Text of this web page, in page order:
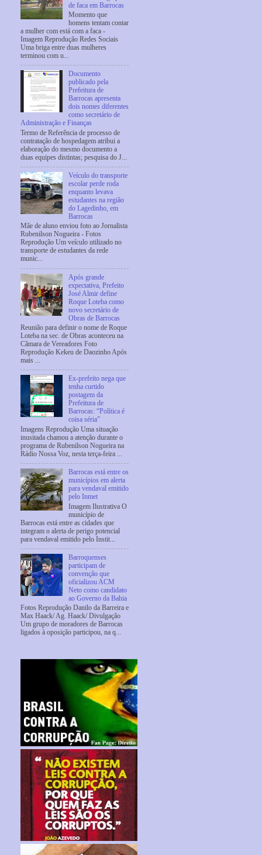
de faca em Barrocas
Momento que
homens tentam contar
a mulher com está com a faca -
Imagem Reprodução Redes Sociais
Uma briga entre duas mulheres
terminou com u...
Documento
publicado pela
Prefeitura de
Barrocas apresenta
dois nomes diferentes
como secretário de
Administração e Finanças
Termo de Referência de processo de
contratação de hospedagem atribui a
elaboração do mesmo documento a
duas equipes distintas; pesquisa do J...
Veículo do transporte
escolar perde roda
enquanto levava
estudantes na região
do Lagedinho, em
Barrocas
Mãe de aluno enviou foto ao Jornalista
Rubenilson Nogueira - Fotos
Reprodução Um veículo utilizado no
transporte de estudantes da rede
munic...
Após grande
expectativa, Prefeito
José Almir define
Roque Loteba como
novo secretário de
Obras de Barrocas
Reunião para definir o nome de Roque
Loteba na sec. de Obras aconteceu na
Câmara de Vereadores Foto
Reprodução Kekeu de Daozinho Após
mais ...
Ex-prefeito nega que
tenha curtido
postagem da
Prefeitura de
Barrocas: “Política é
coisa séria”
Imagens Reprodução Uma situação
inusitada chamou a atenção durante o
programa de Rubenilson Nogueira na
Rádio Nossa Voz, nesta terça-feira ...
Barrocas está entre os
municípios em alerta
para vendaval emitido
pelo Inmet
Imagem Ilustrativa O
município de
Barrocas está entre as cidades que
integram o alerta de perigo potencial
para vendaval emitido pelo Instit...
Barroquenses
participam de
convenção que
oficializou ACM
Neto como candidato
ao Governo da Bahia
Fotos Reprodução Danilo da Barreira e
Max Haack/ Ag. Haack/ Divulgação
Um grupo de moradores de Barrocas
ligados à oposição participou, na q...